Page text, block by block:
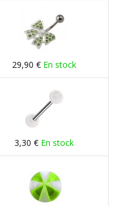
29,90 € En stock
3,30 € En stock